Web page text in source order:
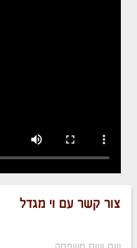
צור קשר עם וי מגדל